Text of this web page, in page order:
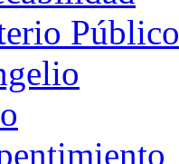
Público